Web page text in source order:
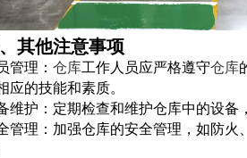
其他注意事项
管理： 仓库工作人员应严格遵守仓库
应的技能和素质。
维护：定期检查和维护仓库中的设备
管理：加强仓库的安全管理，如防